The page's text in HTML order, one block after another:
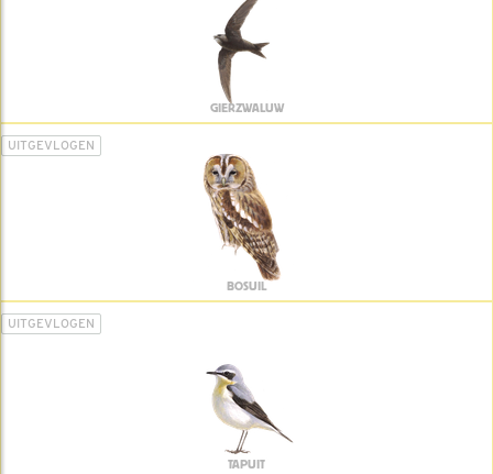
GIERZWALUW
UITGEVLOGEN
BOSUIL
UITGEVLOGEN
TAPUIT